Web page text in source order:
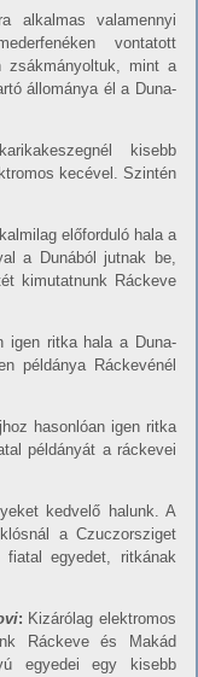
alkalmas valamennyi
vontatott
zsákmányoltuk, mint a
állománya él a Duna-
kisebb
kecével. Szintén
előforduló hala a
a Dunából jutnak be,
kimutatnunk Ráckeve
igen ritka hala a Duna-
példánya Ráckevénél
hasonlóan igen ritka
példányát a ráckevei
kedvelő halunk. A
a Czuczorsziget
egyedet, ritkának
: Kizárólag elektromos
Ráckeve és Makád
egyedei egy kisebb